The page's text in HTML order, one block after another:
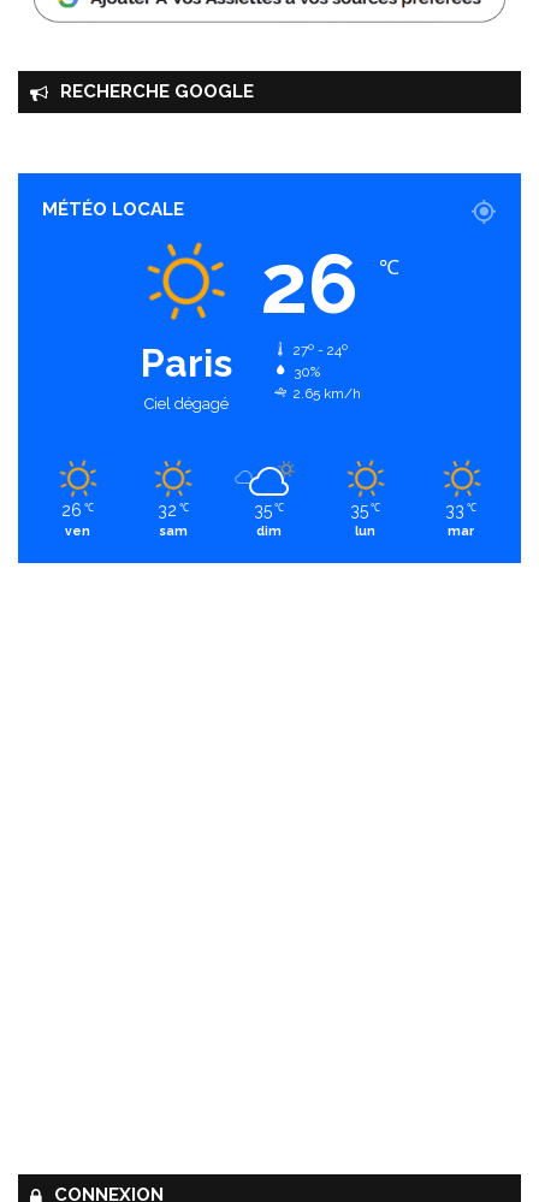
RECHERCHE GOOGLE
MÉTÉO LOCALE
Paris
Ciel dégagé
26 ℃
27º - 24º
30%
2.65 km/h
26 ℃
ven
32 ℃
sam
35 ℃
dim
35 ℃
lun
33 ℃
mar
CONNEXION